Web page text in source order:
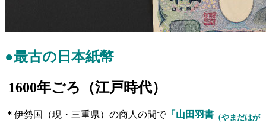
●最古の日本紙幣
1600年ごろ（江戸時代）
＊ 伊勢国（現・三重県）の商人の間で「山田羽書 （やまだはが